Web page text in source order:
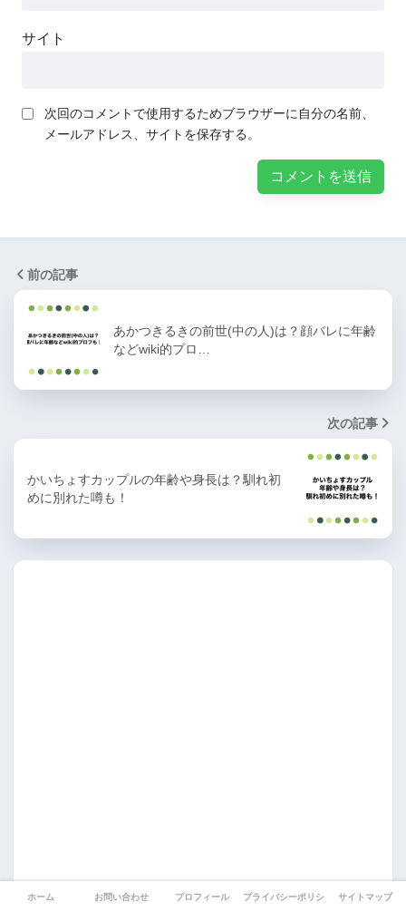
サイト
次回のコメントで使用するためブラウザーに自分の名前、
メールアドレス、サイトを保存する。
前の記事
あかつきるきの前世(中の人)は？顔バレに年齢
などwiki的プロ…
次の記事
かいちょすカップルの年齢や身長は？馴れ初
めに別れた噂も！
ホーム お問い合わせ プロフィール プライバシーポリシー サイトマップ